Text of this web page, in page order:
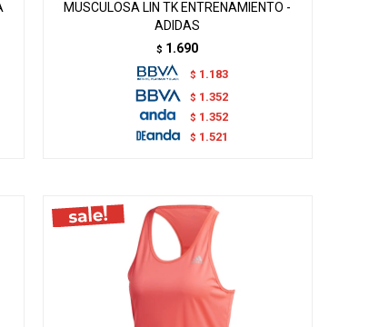
MUSCULOSA LIN TK ENTRENAMIENTO -
ADIDAS
$ 1.690
$ 1.183
$ 1.352
$ 1.352
$ 1.521